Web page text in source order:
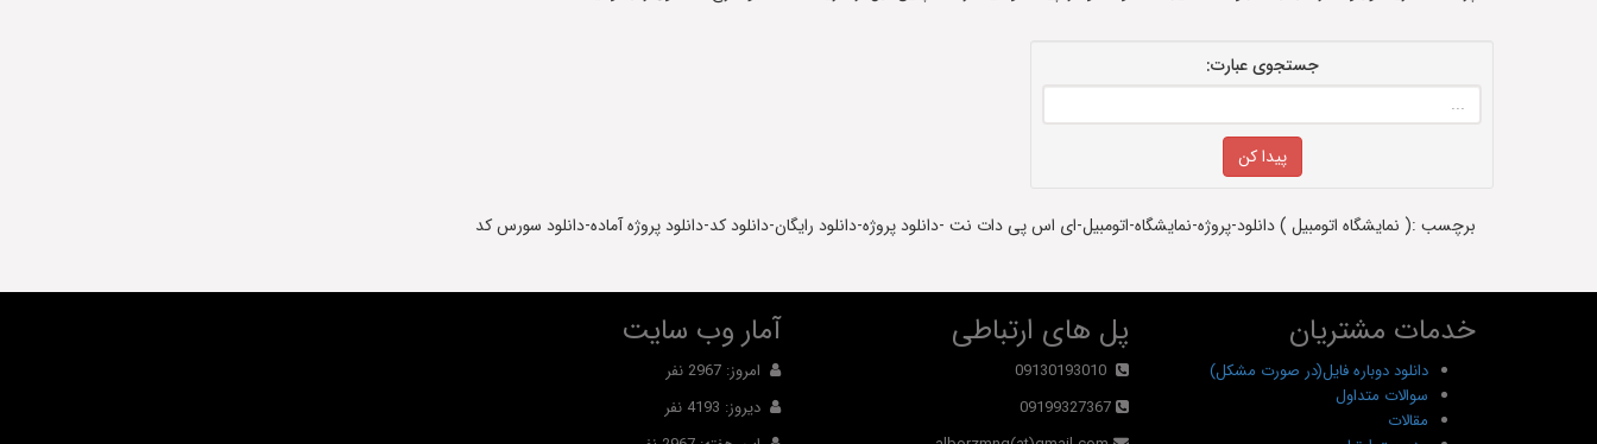
جستجوی عبارت:
برچسب :( نمایشگاه اتومبیل ) دانلود-پروژه-نمایشگاه-اتومبیل-ای اس پی دات نت -دانلود پروژه-دانلود رایگان-دانلود کد-دانلود پروژه آماده-دانلود سورس کد
خدمات مشتریان
دانلود دوباره فایل(در صورت مشکل)
سوالات متداول
مقالات
پل های ارتباطی
09130193010
09199327367
آمار وب سایت
امروز: 2967 نفر
دیروز: 4193 نفر